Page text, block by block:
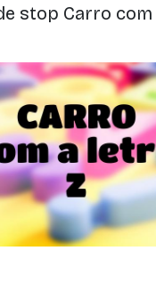
stop Carro com